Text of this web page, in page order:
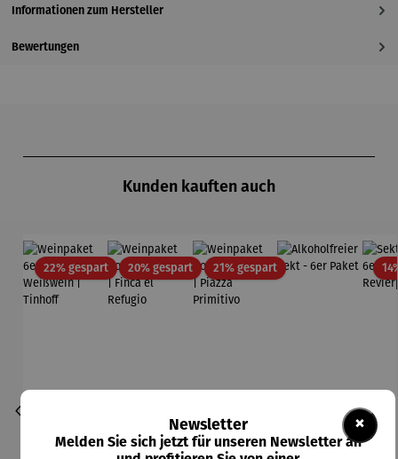
Informationen zum Hersteller
Bewertungen
Kunden kauften auch
22% gespartRabatt20% gespartRabatt21% gespartRabatt
×
Newsletter
Melden Sie sich jetzt für unseren Newsletter an